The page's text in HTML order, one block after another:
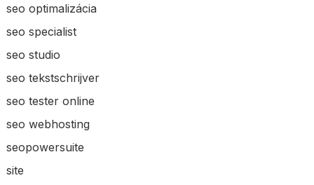
seo optimalizácia
seo specialist
seo studio
seo tekstschrijver
seo tester online
seo webhosting
seopowersuite
site